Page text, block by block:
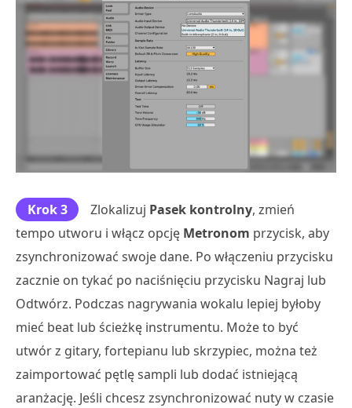
Krok 3 Zlokalizuj Pasek kontrolny, zmień
tempo utworu i włącz opcję Metronom przycisk, aby
zsynchronizować swoje dane. Po włączeniu przycisku
zacznie on tykać po naciśnięciu przycisku Nagraj lub
Odtwórz. Podczas nagrywania wokalu lepiej byłoby
mieć beat lub ścieżkę instrumentu. Może to być
utwór z gitary, fortepianu lub skrzypiec, można też
zaimportować pętlę sampli lub dodać istniejącą
aranżację. Jeśli chcesz zsynchronizować nuty w czasie